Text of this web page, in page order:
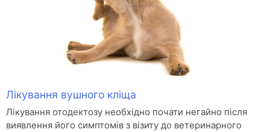
Лікування вушного кліща
Лікування отодектозу необхідно почати негайно після
виявлення його симптомів з візиту до ветеринарного